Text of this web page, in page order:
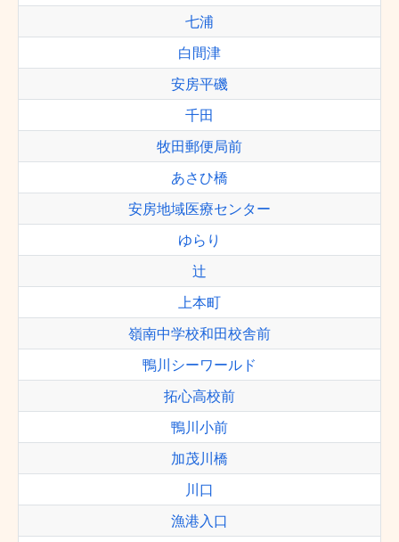
七浦
白間津
安房平磯
千田
牧田郵便局前
あさひ橋
安房地域医療センター
ゆらり
辻
上本町
嶺南中学校和田校舎前
鴨川シーワールド
拓心高校前
鴨川小前
加茂川橋
川口
漁港入口